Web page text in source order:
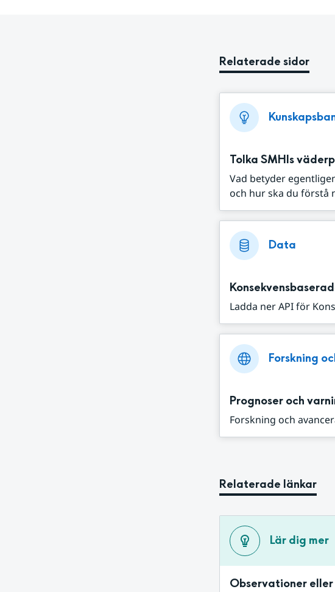
Relaterade sidor
Tolka SMHIs
Vad betyder
och hur ska du förstå
Data
Ladda ner API för
Forskning
Prognoser och
Forskning och
Relaterade länkar
Lär dig mer
Observationer